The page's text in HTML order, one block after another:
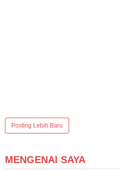
Posting Lebih Baru
MENGENAI SAYA